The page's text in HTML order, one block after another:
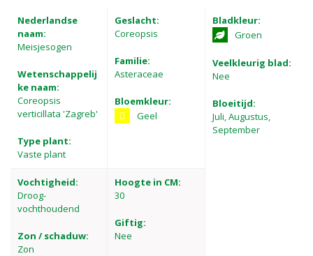
Nederlandse
naam:
Meisjesogen
Wetenschappelij
ke naam:
Coreopsis
verticillata 'Zagreb'
Type plant:
Vaste plant
Geslacht:
Coreopsis
Familie:
Asteraceae
Bloemkleur:
Geel
Bladkleur:
Groen
Veelkleurig blad:
Nee
Bloeitijd:
Juli, Augustus,
September
Vochtigheid:
Droog-
vochthoudend
Zon / schaduw:
Zon
Hoogte in CM:
30
Giftig:
Nee